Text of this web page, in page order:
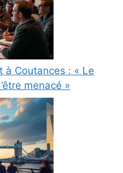
à Coutances : « Le
menacé »